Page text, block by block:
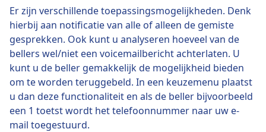
Er zijn verschillende toepassingsmogelijkheden. Denk
hierbij aan notificatie van alle of alleen de gemiste
gesprekken. Ook kunt u analyseren hoeveel van de
bellers wel/niet een voicemailbericht achterlaten. U
kunt u de beller gemakkelijk de mogelijkheid bieden
om te worden teruggebeld. In een keuzemenu plaatst
u dan deze functionaliteit en als de beller bijvoorbeeld
een 1 toetst wordt het telefoonnummer naar uw e-
mail toegestuurd.